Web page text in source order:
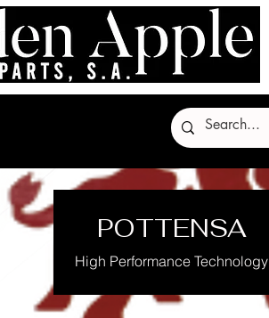
POTTENSA
High Performance Technology